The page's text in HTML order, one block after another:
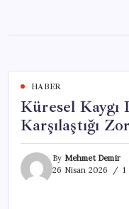
content
HABER
Küresel Kaygı
Karşılaştığı
By Mehmet Demir
26 Nisan 2026
1